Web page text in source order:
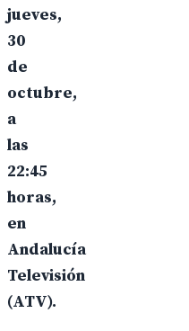
jueves,
30
de
octubre,
a
las
22:45
horas,
en
Andalucía
Televisión
(ATV).